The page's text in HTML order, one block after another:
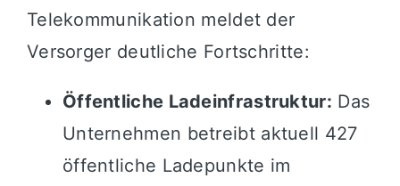
Telekommunikation meldet der
Versorger deutliche Fortschritte:
Öffentliche Ladeinfrastruktur: Das
Unternehmen betreibt aktuell 427
öffentliche Ladepunkte im